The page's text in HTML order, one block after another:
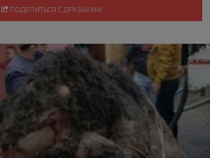
ПОДЕЛИТЬСЯ С ДРУЗЬЯМИ